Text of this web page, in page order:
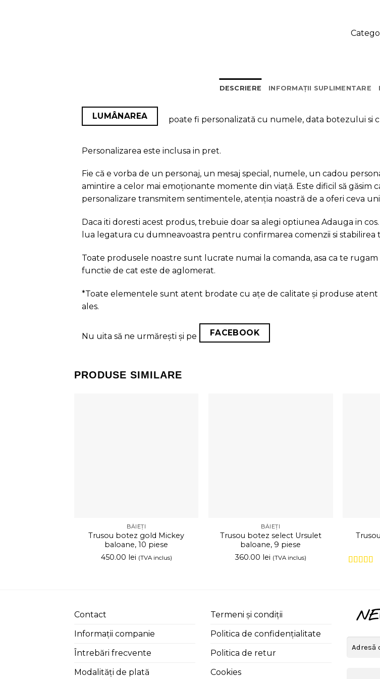
DESCRIERE INFORMAȚII SUPLIMENTARE
LUMÂNAREA poate fi personalizată cu numele, data botezului si
Personalizarea este inclusa in pret.
Fie că e vorba de un personaj, un mesaj special, numele, un cadou
amintire a celor mai emoționante momente din viață. Este dificil să
personalizare transmitem sentimentele, atenția noastră de a oferi ceva
Daca iti doresti acest produs, trebuie doar sa alegi optiunea Adauga in
lua legatura cu dumneavoastra pentru confirmarea comenzii si
Toate produsele noastre sunt lucrate numai la comanda, asa ca te
functie de cat este de aglomerat.
*Toate elementele sunt atent brodate cu ațe de calitate și produse
ales.
Nu uita să ne urmărești și pe FACEBOOK
PRODUSE SIMILARE
BĂIEȚI
Trusou botez gold Mickey
baloane, 10 piese
450.00 lei (TVA inclus)
BĂIEȚI
Trusou botez select Ursulet
baloane, 9 piese
360.00 lei (TVA inclus)
Contact
Informații companie
Întrebări frecvente
Modalități de plată
Termeni și condiții
Politica de confidențialitate
Politica de retur
Cookies